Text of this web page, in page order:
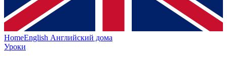
HomeEnglish Английский дома
Уроки